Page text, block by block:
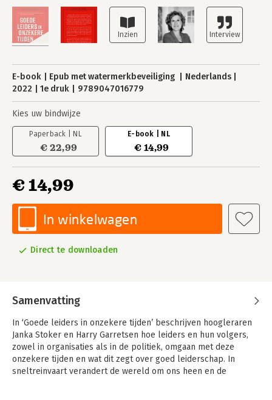
E-book Epub met watermerkbeveiliging
Nederlands
2022
1e druk 9789047016779
Kies uw bindwijze
Paperback | NL
€ 22,99
E-book | NL
€ 14,99
€ 14,99
In winkelwagen
Direct te downloaden
Samenvatting
In ‘Goede leiders in onzekere tijden’ beschrijven hoogleraren
Janka Stoker en Harry Garretsen hoe leiders en hun volgers,
zowel in organisaties als in de politiek, omgaan met deze
onzekere tijden en wat dit zegt over goed leiderschap. In
sneltreinvaart verandert de wereld om ons heen en de